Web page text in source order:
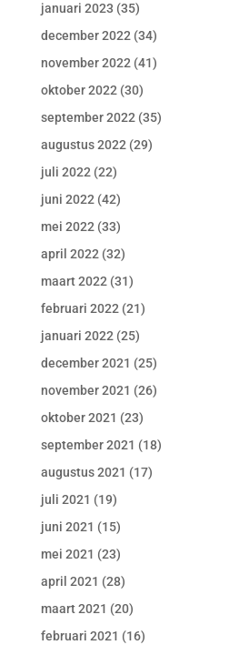
januari 2023 (35)
december 2022 (34)
november 2022 (41)
oktober 2022 (30)
september 2022 (35)
augustus 2022 (29)
juli 2022 (22)
juni 2022 (42)
mei 2022 (33)
april 2022 (32)
maart 2022 (31)
februari 2022 (21)
januari 2022 (25)
december 2021 (25)
november 2021 (26)
oktober 2021 (23)
september 2021 (18)
augustus 2021 (17)
juli 2021 (19)
juni 2021 (15)
mei 2021 (23)
april 2021 (28)
maart 2021 (20)
februari 2021 (16)